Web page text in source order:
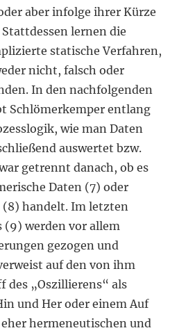
aber infolge ihrer Kürze
lernen die
statische Verfahren,
nicht, falsch oder
In den nachfolgenden
Schlömerkemper entlang
wie man Daten
auswertet bzw.
getrennt danach, ob es
Daten (7) oder
(8) handelt. Im letzten
(9) werden vor allem
gezogen und
auf den von ihm
des „Oszillierens“ als
und Her oder einem Auf
hermeneutischen und